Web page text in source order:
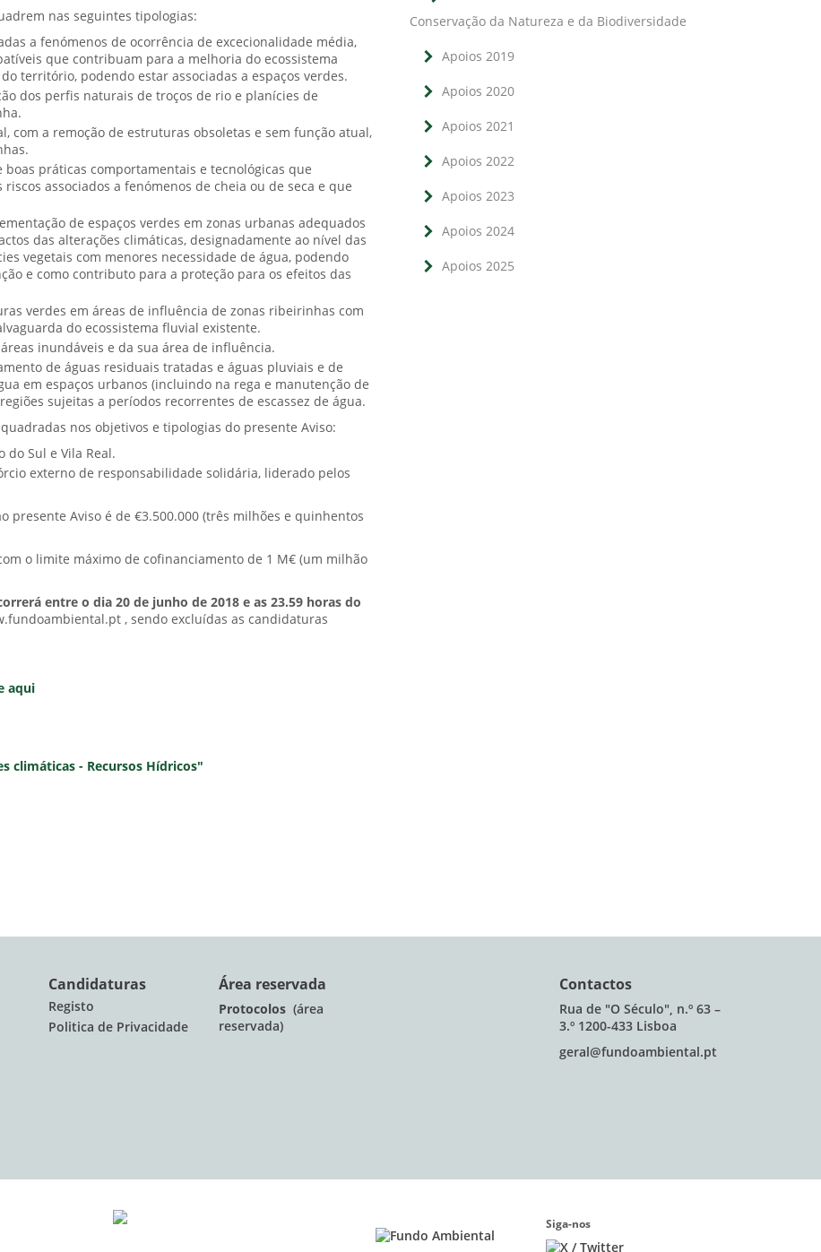
nas seguintes tipologias:
a fenómenos de ocorrência de excecionalidade média,
que contribuam para a melhoria do ecossistema
território, podendo estar associadas a espaços verdes.
dos perfis naturais de troços de rio e planícies de
com a remoção de estruturas obsoletas e sem função atual,
práticas comportamentais e tecnológicas que
associados a fenómenos de cheia ou de seca e que
de espaços verdes em zonas urbanas adequados
das alterações climáticas, designadamente ao nível das
vegetais com menores necessidade de água, podendo
e como contributo para a proteção para os efeitos das
verdes em áreas de influência de zonas ribeirinhas com
do ecossistema fluvial existente.
inundáveis e da sua área de influência.
de águas residuais tratadas e águas pluviais e de
em espaços urbanos (incluindo na rega e manutenção de
sujeitas a períodos recorrentes de escassez de água.
nos objetivos e tipologias do presente Aviso:
do Sul e Vila Real.
externo de responsabilidade solidária, liderado pelos
presente Aviso é de €3.500.000 (três milhões e quinhentos
o limite máximo de cofinanciamento de 1 M€ (um milhão
entre o dia 20 de junho de 2018 e as 23.59 horas do
, sendo excluídas as candidaturas
aqui
climáticas - Recursos Hídricos"
Conservação da Natureza e da Biodiversidade
Apoios 2019
Apoios 2020
Apoios 2021
Apoios 2022
Apoios 2023
Apoios 2024
Apoios 2025
Candidaturas
Registo
Politica de Privacidade
Área reservada
Protocolos (área
reservada)
Contactos
Rua de "O Século", n.º 63 –
3.º 1200-433 Lisboa
geral@fundoambiental.pt
Siga-nos